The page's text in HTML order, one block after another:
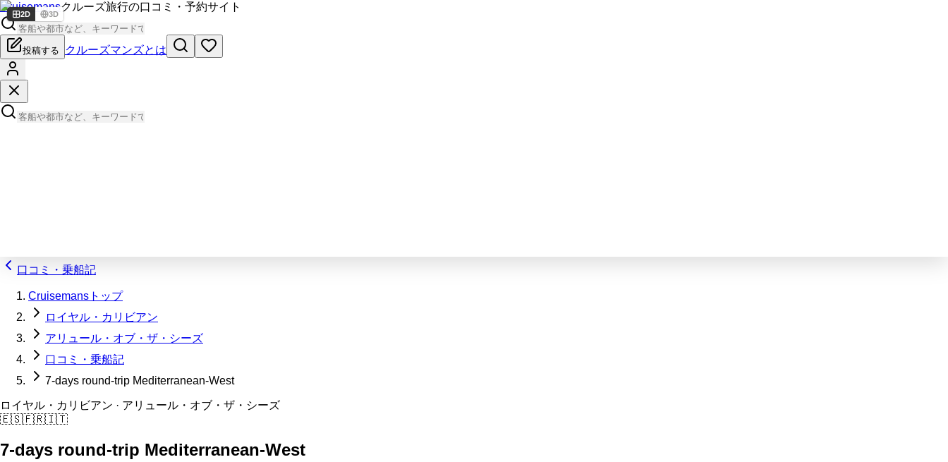
Cruisemansクルーズ旅行の口コミ・予約サイト
投稿する クルーズマンズとは
口コミ・乗船記
Cruisemansトップ
ロイヤル・カリビアン
アリュール・オブ・ザ・シーズ
口コミ・乗船記
7-days round-trip Mediterranean-West
ロイヤル・カリビアン · アリュール・オブ・ザ・シーズ
🇪🇸🇫🇷🇮🇹
7-days round-trip Mediterranean-West
2D 3D